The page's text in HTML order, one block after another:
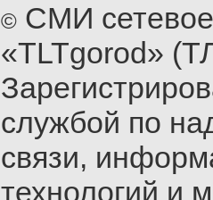
© СМИ
«TLTgorod»
службой по
связи,
технологий и